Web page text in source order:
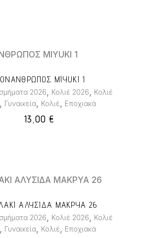
MIYUKI 1
2026 Κολιέ 2026
Κολιέ
Γυναικεία, Κολιέ Εποχιακά
13,00 €
ΑΛΥΣΙΔΑ ΜΑΚΡΥΑ 26
2026, Κολιέ 2026, Κολιέ
, Γυναικεία, Κολιέ, Εποχιακά